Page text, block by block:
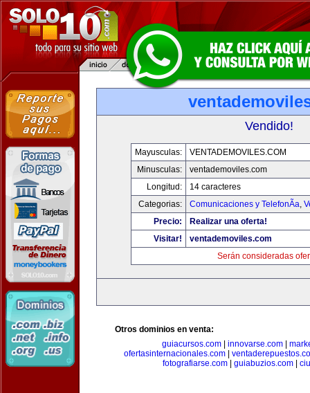
Vendido!
Mayusculas:
VENTADEMOVILES.COM
Minusculas:
ventademoviles.com
Longitud:
14 caracteres
Categorias:
Comunicaciones y TelefonÃ­a,
Precio:
Realizar una oferta!
Visitar!
ventademoviles.com
Serán consideradas
Otros dominios en venta:
guiacursos.com| innovarse.com|
ofertasinternacionales.com|
fotografiarse.com| guiabuzios.com|